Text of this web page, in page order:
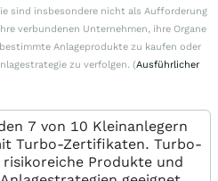
sind insbesondere nicht als Aufforderung
verbundenen Unternehmen, ihre Organe
Anlageprodukte zu kaufen oder
zu verfolgen. (Ausführlicher
7 von 10 Kleinanlegern
Turbo-Zertifikaten. Turbo-
Produkte und